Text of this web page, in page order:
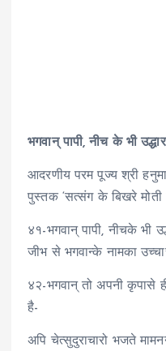
भगवान् पापी, नीच के भी
आदरणीय परम पूज्य श्री
पुस्तक ‘सत्संग के बिखरे मोती
४१-भगवान् पापी, नीचके भी
जीभ से भगवान्के नामका
४२-भगवान् तो अपनी कृपासे
है-
अपि चेत्सुदुराचारो भजते